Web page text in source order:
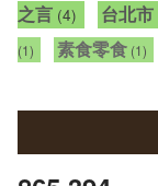
之言 (4) 台北市
(1) 素食零食 (1)